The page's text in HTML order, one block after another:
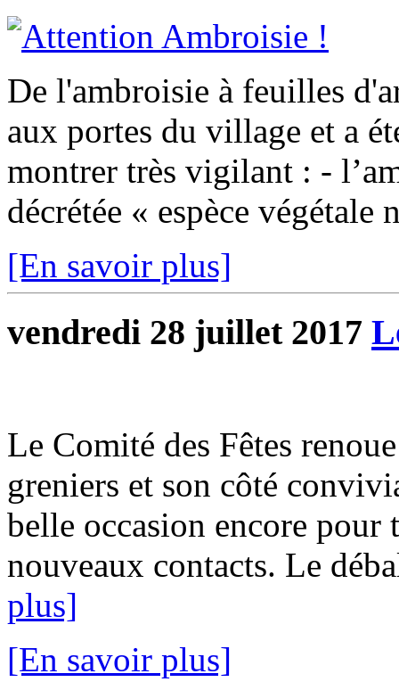
De l'ambroisie à feuilles
aux portes du village et a
montrer très vigilant : -
décrétée « espèce végétale
[En savoir plus]
vendredi 28 juillet 2017
Le Comité des Fêtes
greniers et son côté
belle occasion encore pour
nouveaux contacts. Le
plus]
[En savoir plus]